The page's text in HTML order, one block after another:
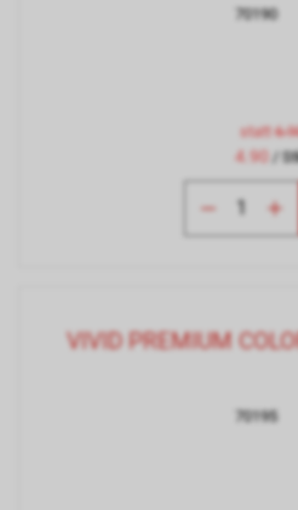
70190
statt
4.90 /
VIVID PREMIUM
70195